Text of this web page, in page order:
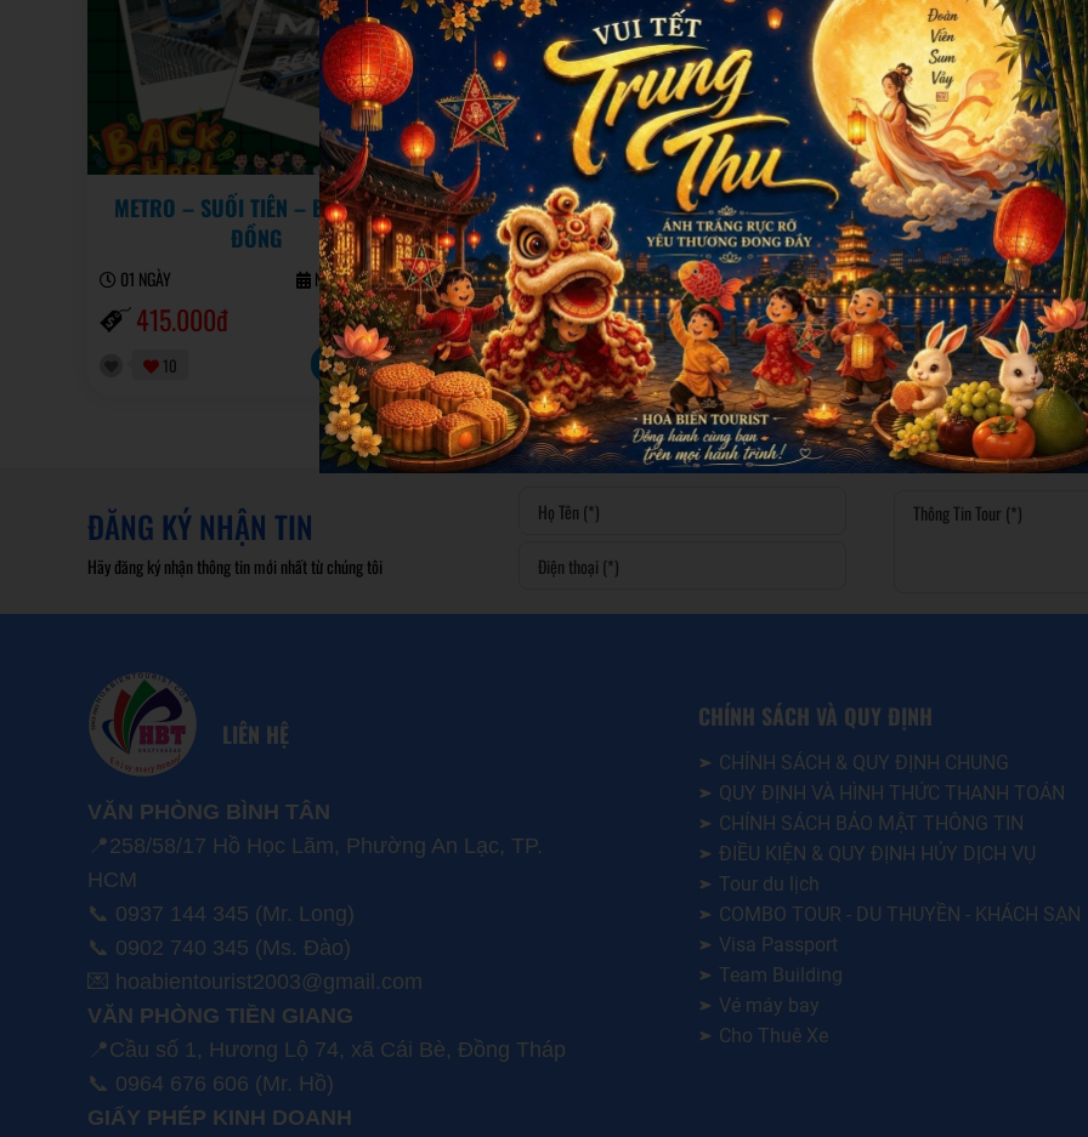
METRO – SUỐI TIÊN – BIỂN TIÊN
ĐỒNG
01 NGÀY Ngày KH: 22/08
415.000đ 465.000đ
10 Đặt tour
ĐẠI NAM VĂN HIẾN
01 NGÀY Ngày KH: 16/08
450.000đ 550.000đ
11 Đặt tour
VIETOPIA – Trải nghiệm
nghề thực tế cho trẻ
01 NGÀY
385.000đ
707
ĐĂNG KÝ NHẬN TIN
Hãy đăng ký nhận thông tin mới nhất từ chúng tôi
LIÊN HỆ
VĂN PHÒNG BÌNH TÂN
📍258/58/17 Hồ Học Lãm, Phường An Lạc, TP.
HCM
📞 0937 144 345 (Mr. Long)
📞 0902 740 345 (Ms. Đào)
💌 hoabientourist2003@gmail.com
VĂN PHÒNG TIỀN GIANG
📍Cầu số 1, Hương Lộ 74, xã Cái Bè, Đồng Tháp
📞 0964 676 606 (Mr. Hồ)
GIẤY PHÉP KINH DOANH
CHÍNH SÁCH VÀ QUY ĐỊNH
CHÍNH SÁCH & QUY ĐỊNH CHUNG
QUY ĐỊNH VÀ HÌNH THỨC THANH TOÁN
CHÍNH SÁCH BẢO MẬT THÔNG TIN
ĐIỀU KIỆN & QUY ĐỊNH HỦY DỊCH VỤ
Tour du lịch
COMBO TOUR - DU THUYỀN - KHÁCH SẠN
Visa Passport
Team Building
Vé máy bay
Cho Thuê Xe